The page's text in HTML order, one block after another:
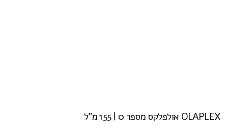
OLAPLEX אולפלקס מספר 0 | 155 מ"ל